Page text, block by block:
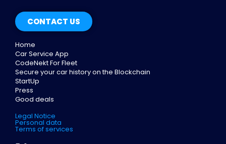
CONTACT US
Home
Car Service App
CodeNekt For Fleet
Secure your car history on the Blockchain
StartUp
Press
Good deals
Legal Notice
Personal data
Terms of services